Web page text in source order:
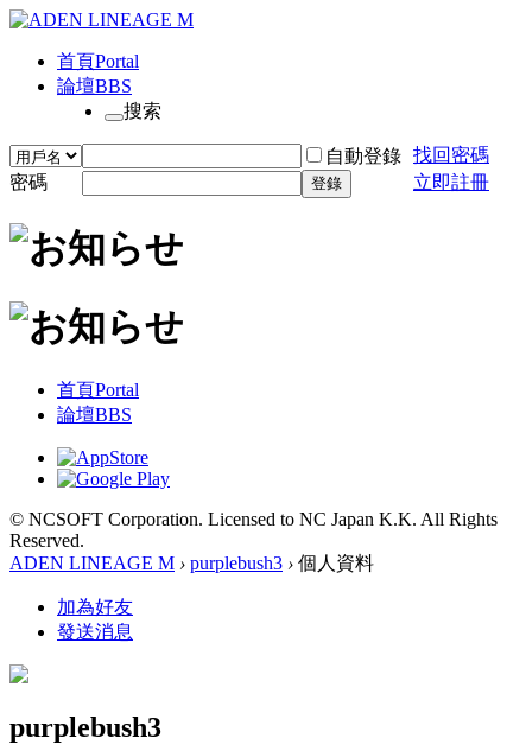
首頁Portal
論壇BBS
搜索
自動登錄 找回密碼
密碼
登錄 立即註冊
首頁Portal
論壇BBS
© NCSOFT Corporation. Licensed to NC Japan K.K. All Rights
Reserved.
ADEN LINEAGE M › purplebush3 › 個人資料
加為好友
發送消息
purplebush3